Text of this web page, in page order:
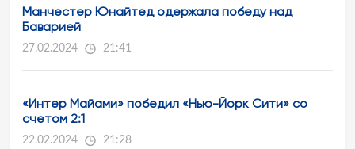
Манчестер Юнайтед одержала победу над
Баварией
27.02.2024 21:41
«Интер Майами» победил «Нью-Йорк Сити» со
счетом 2:1
22.02.2024 21:28